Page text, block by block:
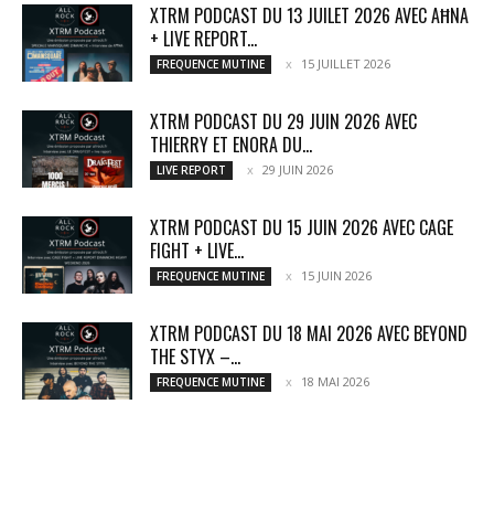
XTRM PODCAST DU 13 JUILET 2026 AVEC AĦNA
+ LIVE REPORT...
FREQUENCE MUTINE 15 JUILLET 2026
XTRM PODCAST DU 29 JUIN 2026 AVEC
THIERRY ET ENORA DU...
LIVE REPORT 29 JUIN 2026
XTRM PODCAST DU 15 JUIN 2026 AVEC CAGE
FIGHT + LIVE...
FREQUENCE MUTINE 15 JUIN 2026
XTRM PODCAST DU 18 MAI 2026 AVEC BEYOND
THE STYX –...
FREQUENCE MUTINE 18 MAI 2026